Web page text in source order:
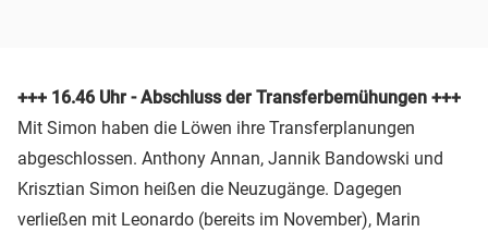
+++ 16.46 Uhr - Abschluss der Transferbemühungen +++
Mit Simon haben die Löwen ihre Transferplanungen
abgeschlossen. Anthony Annan, Jannik Bandowski und
Krisztian Simon heißen die Neuzugänge. Dagegen
verließen mit Leonardo (bereits im November), Marin